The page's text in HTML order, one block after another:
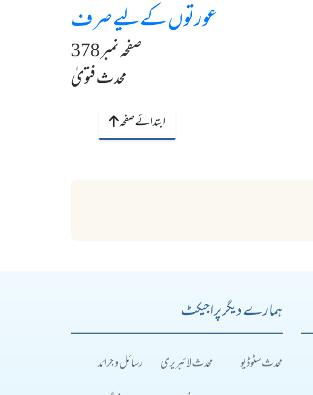
عورتوں کےلیے صرف
صفحہ نمبر 378
محدث فتویٰ
ابتدائے صفحہ
ہمارے دیگر پراجیکٹ
محدث سٹوڈیو محدث لائبریری
رسائل و جرائد